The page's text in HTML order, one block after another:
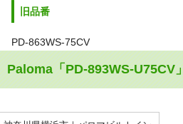
旧品番
PD-863WS-75CV
Paloma「PD-893WS-U75CV